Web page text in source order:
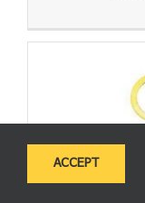
ACCEPT